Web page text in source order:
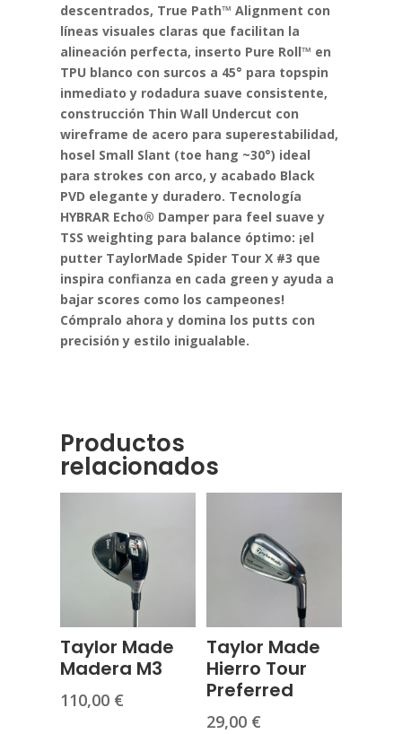
descentrados, True Path™ Alignment con
líneas visuales claras que facilitan la
alineación perfecta, inserto Pure Roll™ en
TPU blanco con surcos a 45° para topspin
inmediato y rodadura suave consistente,
construcción Thin Wall Undercut con
wireframe de acero para superestabilidad,
hosel Small Slant (toe hang ~30°) ideal
para strokes con arco, y acabado Black
PVD elegante y duradero. Tecnología
HYBRAR Echo® Damper para feel suave y
TSS weighting para balance óptimo: ¡el
putter TaylorMade Spider Tour X #3 que
inspira confianza en cada green y ayuda a
bajar scores como los campeones!
Cómpralo ahora y domina los putts con
precisión y estilo inigualable.
Productos
relacionados
Taylor Made
Madera M3
110,00 €
Taylor Made
Hierro Tour
Preferred
29,00 €